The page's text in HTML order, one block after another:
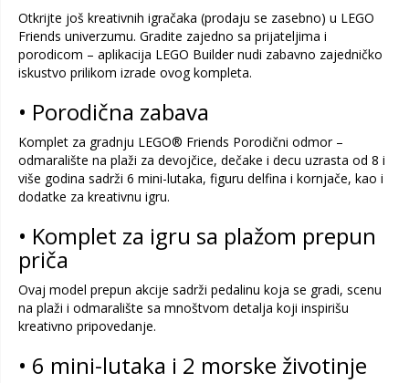
Otkrijte još kreativnih igračaka (prodaju se zasebno) u LEGO
Friends univerzumu. Gradite zajedno sa prijateljima i
porodicom – aplikacija LEGO Builder nudi zabavno zajedničko
iskustvo prilikom izrade ovog kompleta.
• Porodična zabava
Komplet za gradnju LEGO® Friends Porodični odmor –
odmaralište na plaži za devojčice, dečake i decu uzrasta od 8 i
više godina sadrži 6 mini-lutaka, figuru delfina i kornjače, kao i
dodatke za kreativnu igru.
• Komplet za igru sa plažom prepun
priča
Ovaj model prepun akcije sadrži pedalinu koja se gradi, scenu
na plaži i odmaralište sa mnoštvom detalja koji inspirišu
kreativno pripovedanje.
• 6 mini-lutaka i 2 morske životinje